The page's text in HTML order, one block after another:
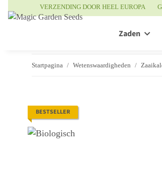
VERZENDING DOOR HEEL EUROPA
Zaden
Startpagina Wetenswaardigheden
BESTSELLER